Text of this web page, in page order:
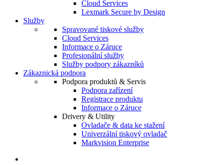
Cloud Services
Lexmark Secure by Design
Služby
Spravované tiskové služby
Cloud Services
Informace o Záruce
Profesionální služby
Služby podpory zákazníků
Zákaznická podpora
Podpora produktů & Servis
Podpora zařízení
Registrace produktu
Informace o Záruce
Drivery & Utility
Ovladače & data ke stažení
Univerzální tiskový ovladač
Markvision Enterprise